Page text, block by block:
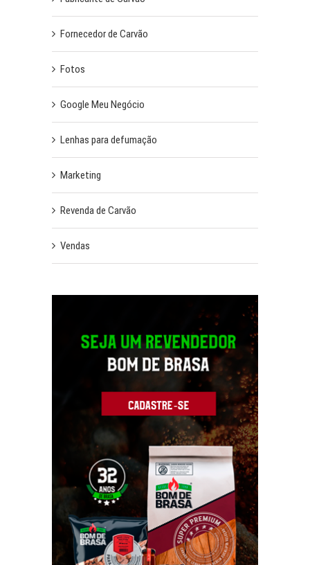
Fornecedor de Carvão
Fotos
Google Meu Negócio
Lenhas para defumação
Marketing
Revenda de Carvão
Vendas